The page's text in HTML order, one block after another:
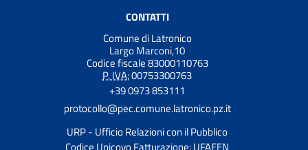
CONTATTI
Comune di Latronico
Largo Marconi,10
Codice fiscale 83000110763
P. IVA:00753300763
+39 0973 853111
protocollo@pec.comune.latronico.pz.it
URP - Ufficio Relazioni con il Pubblico
Codice Unicovo Fatturazione: UFAEEN